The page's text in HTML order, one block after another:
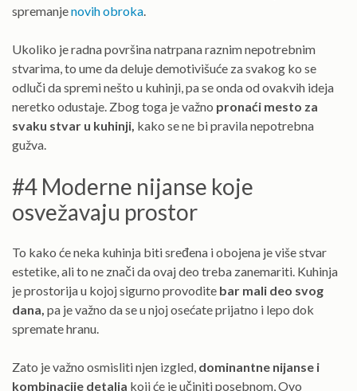
spremanjenovih obroka
Ukoliko je radna površina natrpana raznim nepotrebnim
stvarima, to ume da deluje demotivišuće za svakog ko se
odluči da spremi nešto u kuhinji, pa se onda od ovakvih ideja
neretko odustaje. Zbog toga je važno pronaći mesto za
svaku stvar u kuhinji, kako se ne bi pravila nepotrebna
gužva.
#4 Moderne nijanse koje
osvežavaju prostor
To kako će neka kuhinja biti sređena i obojena je više stvar
estetike, ali to ne znači da ovaj deo treba zanemariti. Kuhinja
je prostorija u kojoj sigurno provodite bar mali deo svog
dana, pa je važno da se u njoj osećate prijatno i lepo dok
spremate hranu.
Zato je važno osmisliti njen izgled, dominantne nijanse i
kombinacije detalja koji će je učiniti posebnom, Ovo